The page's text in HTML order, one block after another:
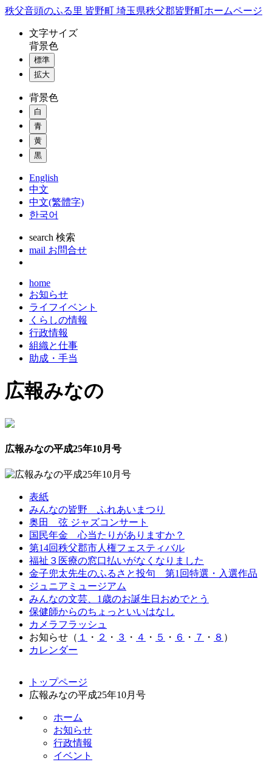
コ
秩父音頭のふる里 皆野町 埼玉県秩父郡皆野町ホームページ
文字サイズ
背景色
標準
拡大
背景色
白
青
黄
黒
English
中文
中文(繁體字)
한국어
search 検索
mail お問合せ
home
お知らせ
ライフイベント
くらしの情報
行政情報
組織と仕事
助成・手当
広報みなの
広報みなの平成25年10月号
表紙
みんなの皆野 ふれあいまつり
奥田 弦 ジャズコンサート
国民年金 心当たりがありますか？
第14回秩父郡市人権フェスティバル
福祉３医療の窓口払いがなくなりました
金子兜太先生のふるさと投句 第1回特選・入選作品
ジュニアミュージアム
みんなの文芸、1歳のお誕生日おめでとう
保健師からのちょっといいはなし
カメラフラッシュ
お知らせ（ １ ・ ２ ・ ３ ・ ４ ・ ５ ・ ６ ・ ７ ・ ８ ）
カレンダー
トップページ
広報みなの平成25年10月号
ホーム
お知らせ
行政情報
イベント